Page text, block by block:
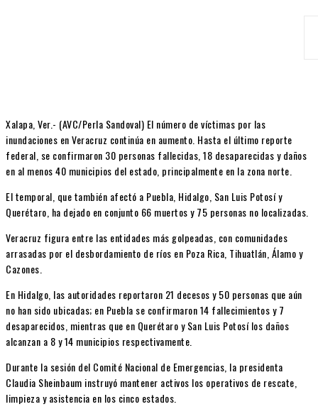
Xalapa, Ver.- (AVC/Perla Sandoval) El número de víctimas por las
inundaciones en Veracruz continúa en aumento. Hasta el último reporte
federal, se confirmaron 30 personas fallecidas, 18 desaparecidas y daños
en al menos 40 municipios del estado, principalmente en la zona norte.
El temporal, que también afectó a Puebla, Hidalgo, San Luis Potosí y
Querétaro, ha dejado en conjunto 66 muertos y 75 personas no localizadas.
Veracruz figura entre las entidades más golpeadas, con comunidades
arrasadas por el desbordamiento de ríos en Poza Rica, Tihuatlán, Álamo y
Cazones.
En Hidalgo, las autoridades reportaron 21 decesos y 50 personas que aún
no han sido ubicadas; en Puebla se confirmaron 14 fallecimientos y 7
desaparecidos, mientras que en Querétaro y San Luis Potosí los daños
alcanzan a 8 y 14 municipios respectivamente.
Durante la sesión del Comité Nacional de Emergencias, la presidenta
Claudia Sheinbaum instruyó mantener activos los operativos de rescate,
limpieza y asistencia en los cinco estados.